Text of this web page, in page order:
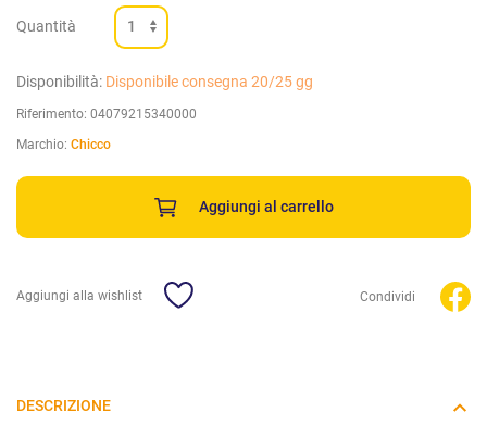
Quantità
Disponibilità: Disponibile consegna 20/25 gg
Riferimento: 04079215340000
Marchio: Chicco
Aggiungi al carrello
Aggiungi alla wishlist Condividi
DESCRIZIONE